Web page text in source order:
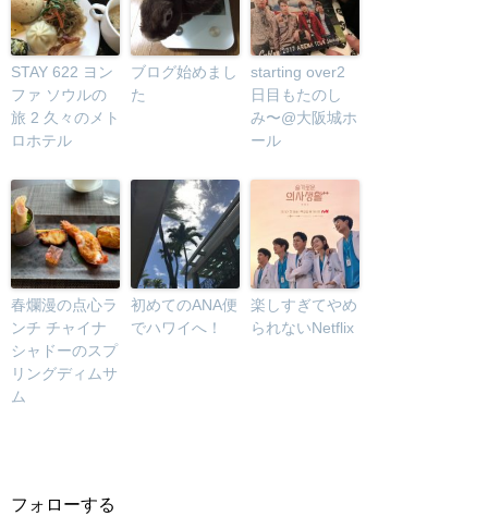
STAY 622 ヨン
ファ ソウルの
旅 2 久々のメト
ロホテル
ブログ始めまし
た
starting over2
日目もたのし
み〜@大阪城ホ
ール
春爛漫の点心ラ
ンチ チャイナ
シャドーのスプ
リングディムサ
ム
初めてのANA便
でハワイへ！
楽しすぎてやめ
られないNetflix
フォローする